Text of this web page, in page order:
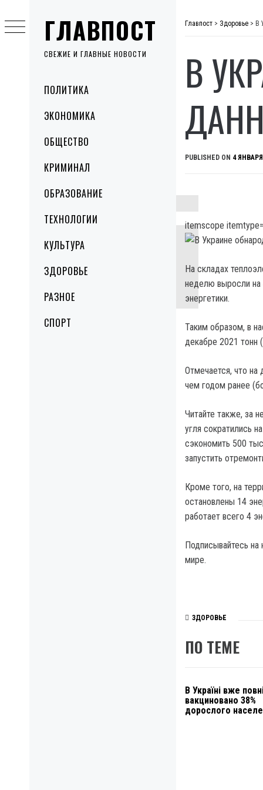
ГЛАВПОСТ
СВЕЖИЕ И ГЛАВНЫЕ НОВОСТИ
MenuПОЛИТИКА
ЭКОНОМИКА
ОБЩЕСТВО
КРИМИНАЛ
ОБРАЗОВАНИЕ
ТЕХНОЛОГИИ
КУЛЬТУРА
ЗДОРОВЬЕ
РАЗНОЕ
СПОРТ
to
content
Главпост > Здоровье > В
В
PUBLISHED ON 4
itemscope
На складах
неделю выросли на
энергетики.
Таким образом, в
декабре 2021 тонн
Отмечается, что
чем годом ранее
Читайте также, за
угля сократились
сэкономить 500
запустить
Кроме того, на
остановлены 14
работает всего 4
Подписывайтесь на
мире.
ЗДОРОВЬЕ
ПО ТЕМЕ
В Україні вже
вакциновано 38%
дорослого